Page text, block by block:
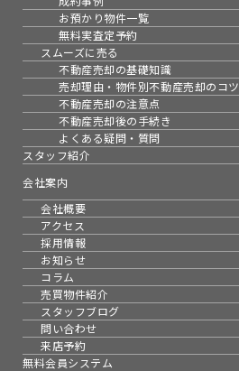
お預かり物件一覧
無料実査定予約
スムーズに売る
不動産売却の基礎知識
売却理由・物件別不動産売却のコツ
不動産売却の注意点
不動産売却後の手続き
よくある疑問・質問
スタッフ紹介
会社案内
会社概要
アクセス
採用情報
お知らせ
コラム
売買物件紹介
スタッフブログ
問い合わせ
来店予約
無料会員システム